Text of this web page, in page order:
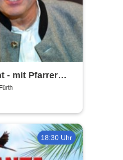
- mit Pfarrer
18:30 Uhr